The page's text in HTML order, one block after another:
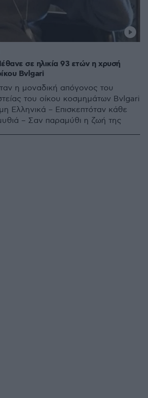
σε ηλικία 93 ετών η χρυσή
Bvlgari
η μοναδική απόγονος του
του οίκου κοσμημάτων Bvlgari
Ελληνικά – Επισκεπτόταν κάθε
– Σαν παραμύθι η ζωή της